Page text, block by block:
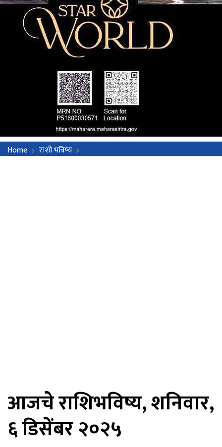
Home राशी भविष्य
आजचे राशिभविष्य, शनिवार,
६ डिसेंबर २०२५